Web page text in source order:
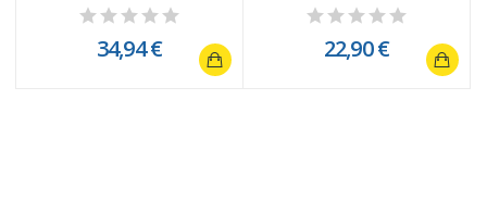
34,94 € 22,90 €